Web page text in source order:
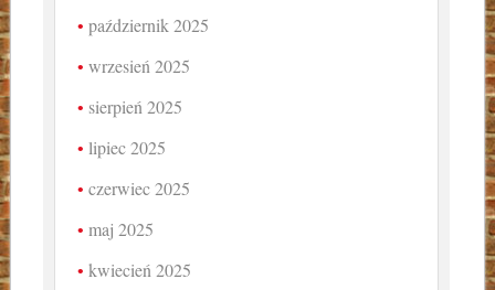
październik 2025
wrzesień 2025
sierpień 2025
lipiec 2025
czerwiec 2025
maj 2025
kwiecień 2025